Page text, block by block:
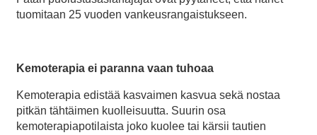
tuomitaan 25 vuoden vankeusrangaistukseen.
Kemoterapia ei paranna vaan tuhoaa
Kemoterapia edistää kasvaimen kasvua sekä nostaa
pitkän tähtäimen kuolleisuutta. Suurin osa
kemoterapiapotilaista joko kuolee tai kärsii tautien